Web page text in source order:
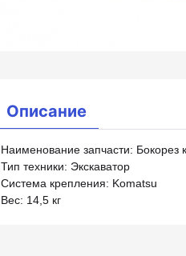
Описание
Наименование запчасти: Бокорез
Тип техники: Экскаватор
Система крепления: Komatsu
Вес: 14,5 кг